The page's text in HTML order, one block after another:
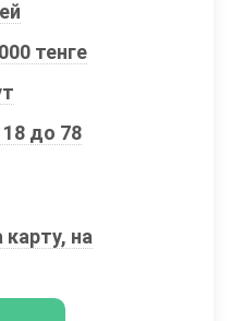
тенге
до 78
карту, на